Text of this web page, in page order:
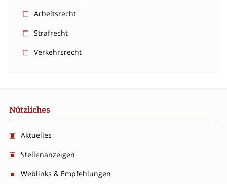
Arbeitsrecht
Strafrecht
Verkehrsrecht
Nützliches
Aktuelles
Stellenanzeigen
Weblinks & Empfehlungen